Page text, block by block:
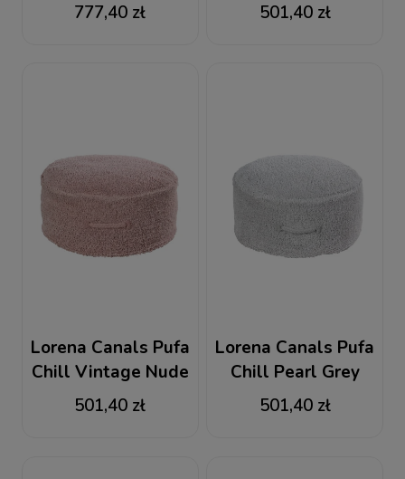
777,40 zł
501,40 zł
Lorena Canals Pufa
Chill Vintage Nude
501,40 zł
Lorena Canals Pufa
Chill Pearl Grey
501,40 zł